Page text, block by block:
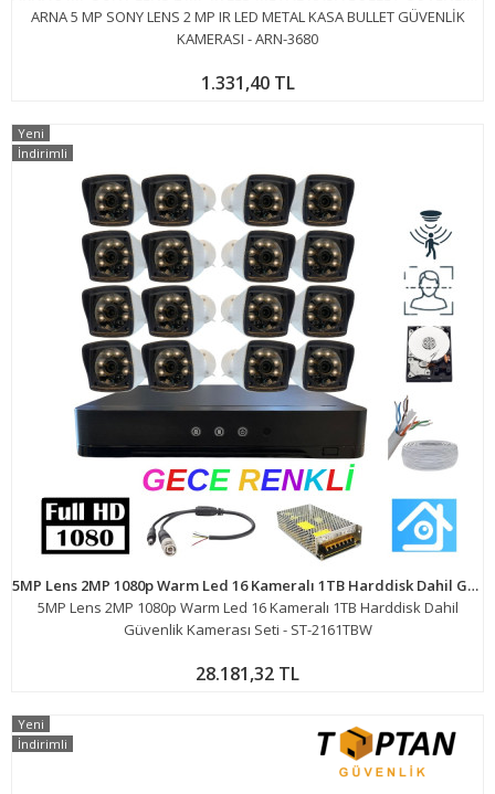
ARNA 5 MP SONY LENS 2 MP IR LED METAL KASA BULLET GÜVENLİK
KAMERASI - ARN-3680
1.331,40 TL
5MP Lens 2MP 1080p Warm Led 16 Kameralı 1TB Harddisk Dahil Güvenlik Kamerası Seti - ST-2161TBW
5MP Lens 2MP 1080p Warm Led 16 Kameralı 1TB Harddisk Dahil
Güvenlik Kamerası Seti - ST-2161TBW
28.181,32 TL
Yeni
İndirimli
Yeni
İndirimli